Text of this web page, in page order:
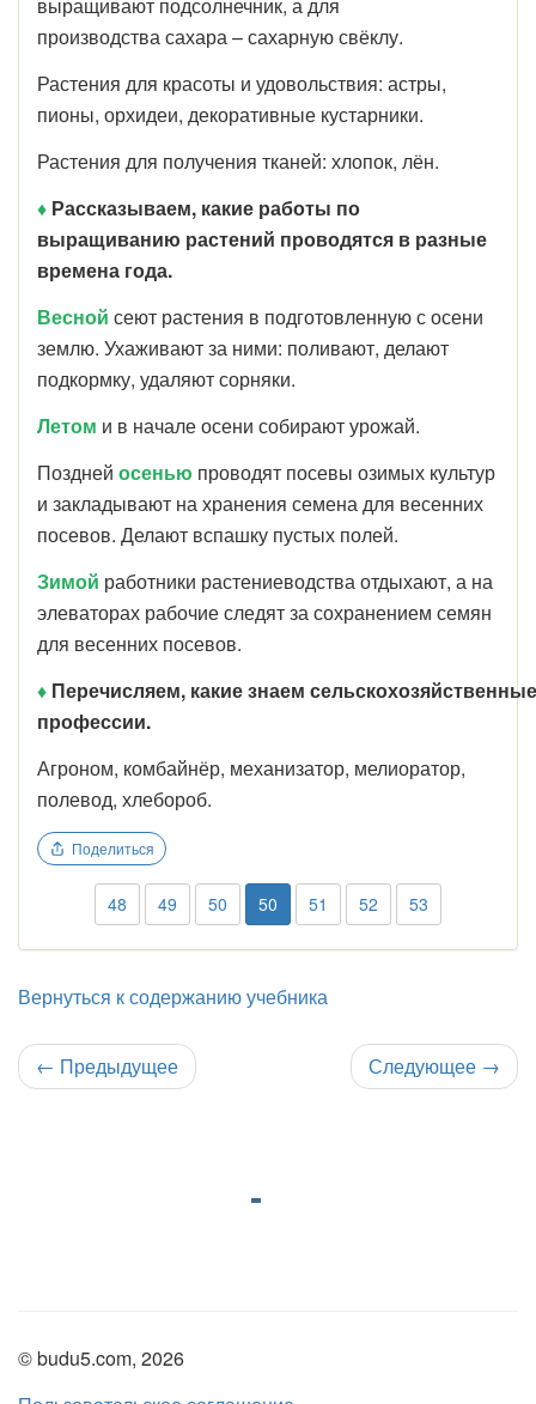
производства сахара – сахарную свёклу.
Растения для красоты и удовольствия: астры,
пионы, орхидеи, декоративные кустарники.
Растения для получения тканей: хлопок, лён.
♦ Рассказываем, какие работы по
выращиванию растений проводятся в разные
времена года.
Весной сеют растения в подготовленную с осени
землю. Ухаживают за ними: поливают, делают
подкормку, удаляют сорняки.
Летом и в начале осени собирают урожай.
Поздней осенью проводят посевы озимых культур
и закладывают на хранения семена для весенних
посевов. Делают вспашку пустых полей.
Зимой работники растениеводства отдыхают, а на
элеваторах рабочие следят за сохранением семян
для весенних посевов.
♦ Перечисляем, какие знаем сельскохозяйственные
профессии.
Агроном, комбайнёр, механизатор, мелиоратор,
полевод, хлебороб.
Поделиться
48 49 50 50 51 52 53
Вернуться к содержанию учебника
← Предыдущее Следующее →
© budu5.com, 2026